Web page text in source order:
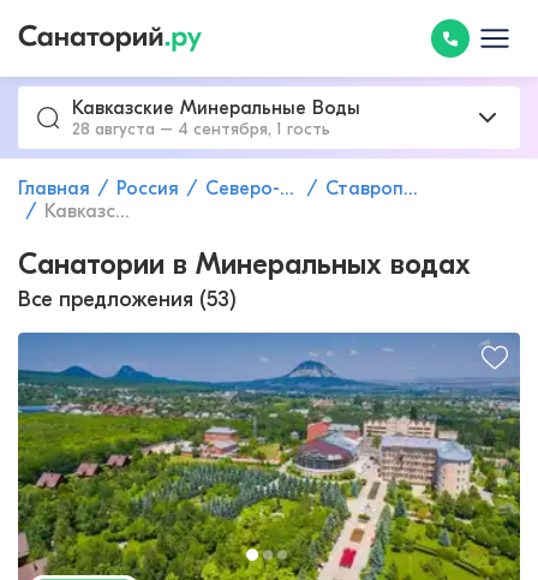
Кавказские Минеральные Воды
28 августа – 4 сентября, 1 гость
Главная Россия Северо-Кавказский федеральный округ
Ставропольский край
Кавказские Минеральные Воды
Санатории в Минеральных водах
Все предложения (53)